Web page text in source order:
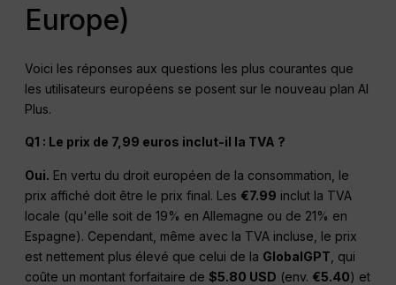
Europe)
Voici les réponses aux questions les plus courantes que
les utilisateurs européens se posent sur le nouveau plan AI
Plus.
Q1 : Le prix de 7,99 euros inclut-il la TVA ?
Oui. En vertu du droit européen de la consommation, le
prix affiché doit être le prix final. Les €7.99 inclut la TVA
locale (qu'elle soit de 19% en Allemagne ou de 21% en
Espagne). Cependant, même avec la TVA incluse, le prix
est nettement plus élevé que celui de la GlobalGPT , qui
coûte un montant forfaitaire de$5.80 USD (env. €5.40) et